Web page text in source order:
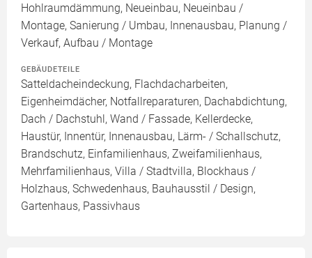
Hohlraumdämmung, Neueinbau, Neueinbau /
Montage, Sanierung / Umbau, Innenausbau, Planung /
Verkauf, Aufbau / Montage
GEBÄUDETEILE
Satteldacheindeckung, Flachdacharbeiten,
Eigenheimdächer, Notfallreparaturen, Dachabdichtung,
Dach / Dachstuhl, Wand / Fassade, Kellerdecke,
Haustür, Innentür, Innenausbau, Lärm- / Schallschutz,
Brandschutz, Einfamilienhaus, Zweifamilienhaus,
Mehrfamilienhaus, Villa / Stadtvilla, Blockhaus /
Holzhaus, Schwedenhaus, Bauhausstil / Design,
Gartenhaus, Passivhaus